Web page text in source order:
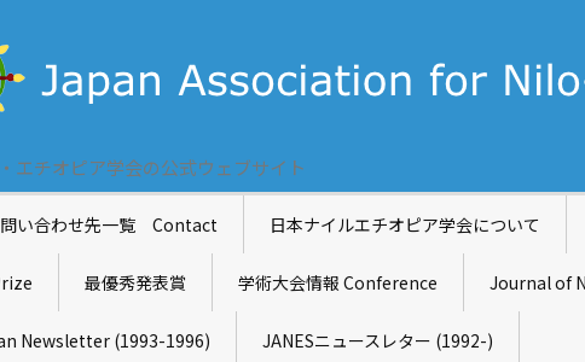
エチオピア学会の公式ウェブサイト
問い合わせ先一覧 Contact 日本ナイルエチオピア学会について
最優秀発表賞 学術大会情報 Conference Journal of
Newsletter (1993-1996) JANESニュースレター (1992-)